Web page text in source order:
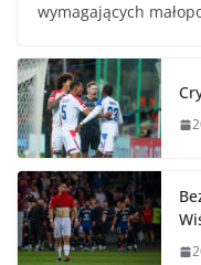
wymagających